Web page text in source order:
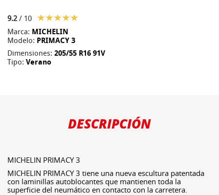
9.2 / 10
Marca: MICHELIN
Modelo: PRIMACY 3
Dimensiones: 205/55 R16 91V
Tipo: Verano
DESCRIPCIÓN
MICHELIN PRIMACY 3
MICHELIN PRIMACY 3 tiene una nueva escultura patentada
con laminillas autoblocantes que mantienen toda la
superficie del neumático en contacto con la carretera.